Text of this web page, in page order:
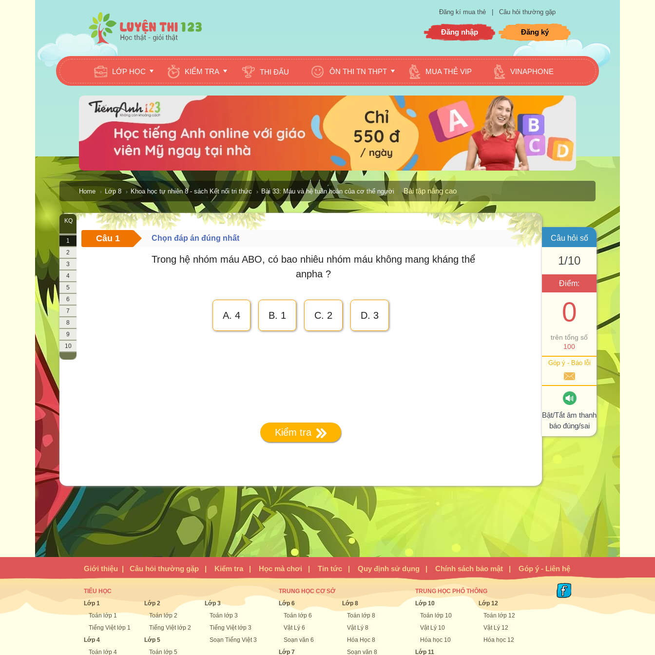
Đăng kí mua thẻ Câu hỏi thường gặp
Đăng nhập Đăng ký
LỚP HỌC KIỂM TRA THI ĐẤU ÔN THI TN THPT MUA THẺ VIP VINAPHONE
Home Lớp 8 Khoa học tự nhiên 8 - sách Kết nối tri thức Bài 33: Máu và hệ tuần hoàn của cơ thể người Bài tập nâng cao
KQ
1
2
3
4
5
6
7
8
9
10
Câu 1 Chọn đáp án đúng nhất
Trong hệ nhóm máu ABO, có bao nhiêu nhóm máu không mang kháng thể
anpha ?
A. 4 B. 1 C. 2 D. 3
Kiểm tra
Câu hỏi số
1/10
Điểm:
0
trên tổng số
100
Góp ý - Báo lỗi
Bật/Tắt âm thanh
báo đúng/sai
Giới thiệu | Câu hỏi thường gặp | Kiểm tra | Học mà chơi | Tin tức | Quy định sử dụng | Chính sách bảo mật | Góp ý - Liên hệ
TIỂU HỌC
Lớp 1
Toán lớp 1
Tiếng Việt lớp 1
Lớp 4
Toán lớp 4
Lớp 2
Toán lớp 2
Tiếng Việt lớp 2
Lớp 5
Toán lớp 5
Lớp 3
Toán lớp 3
Tiếng Việt lớp 3
Soạn Tiếng Việt 3
TRUNG HỌC CƠ SỞ
Lớp 6
Toán lớp 6
Vật Lý 6
Soạn văn 6
Lớp 7
Lớp 8
Toán lớp 8
Vật Lý 8
Hóa Học 8
Soạn văn 8
TRUNG HỌC PHỔ THÔNG
Lớp 10
Toán lớp 10
Vật Lý 10
Hóa học 10
Lớp 11
Lớp 12
Toán lớp 12
Vật Lý 12
Hóa học 12